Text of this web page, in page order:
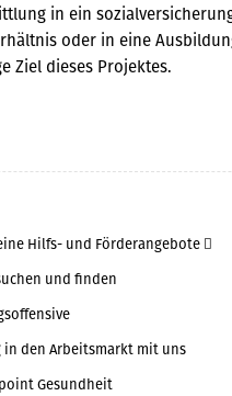
in ein
oder in eine
Ziel dieses Projektes.
Hilfs- und Förderangebote
und finden
in den Arbeitsmarkt mit uns
Gesundheit